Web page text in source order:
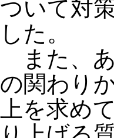
ついて対
した。
また、
の関わり
上を求め